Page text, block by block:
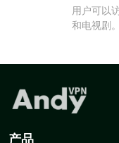
用户可以
和电视剧。
产品